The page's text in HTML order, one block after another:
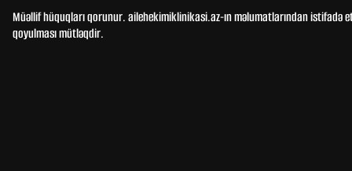
Müəllif hüquqları qorunur. ailehekimiklinikasi.az-ın məlumatlarından
qoyulması mütləqdir.